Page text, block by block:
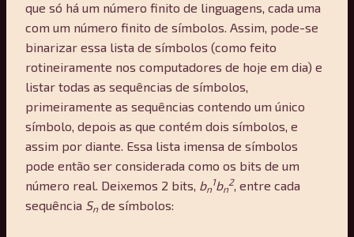
que só há um número finito de linguagens, cada uma
com um número finito de símbolos. Assim, pode-se
binarizar essa lista de símbolos (como feito
rotineiramente nos computadores de hoje em dia) e
listar todas as sequências de símbolos,
primeiramente as sequências contendo um único
símbolo, depois as que contém dois símbolos, e
assim por diante. Essa lista imensa de símbolos
pode então ser considerada como os bits de um
número real. Deixemos 2 bits, bn
1bn
2, entre cada
sequência Sn de símbolos: